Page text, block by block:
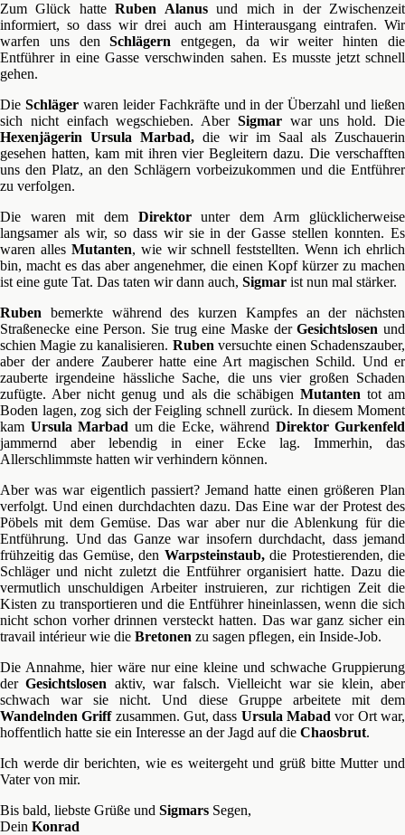
Zum Glück hatteRuben Alanusund mich in der Zwischenzeit
informiert, so dass wir drei auch am Hinterausgang eintrafen. Wir
warfen uns denSchlägern entgegen, da wir weiter hinten die
Entführer in eine Gasse verschwinden sahen. Es musste jetzt schnell
gehen.
Die Schlägerwaren leider Fachkräfte und in der Überzahl und ließen
sich nicht einfach wegschieben. Aber Sigmarwar uns hold. Die
Hexenjägerin Ursula Marbad, die wir im Saal als Zuschauerin
gesehen hatten, kam mit ihren vier Begleitern dazu. Die verschafften
uns den Platz, an den Schlägern vorbeizukommen und die Entführer
zu verfolgen.
Die waren mit dem Direktorunter dem Arm glücklicherweise
langsamer als wir, so dass wir sie in der Gasse stellen konnten. Es
waren alles Mutanten, wie wir schnell feststellten. Wenn ich ehrlich
bin, macht es das aber angenehmer, die einen Kopf kürzer zu machen
ist eine gute Tat. Das taten wir dann auch, Sigmar ist nun mal stärker.
Ruben bemerkte während des kurzen Kampfes an der nächsten
Straßenecke eine Person. Sie trug eine Maske derGesichtslosen und
schien Magie zu kanalisieren. Ruben versuchte einen Schadenszauber,
aber der andere Zauberer hatte eine Art magischen Schild. Und er
zauberte irgendeine hässliche Sache, die uns vier großen Schaden
zufügte. Aber nicht genug und als die schäbigen Mutanten tot am
Boden lagen, zog sich der Feigling schnell zurück. In diesem Moment
kam Ursula Marbad um die Ecke, während Direktor Gurkenfeld
jammernd aber lebendig in einer Ecke lag. Immerhin, das
Allerschlimmste hatten wir verhindern können.
Aber was war eigentlich passiert? Jemand hatte einen größeren Plan
verfolgt. Und einen durchdachten dazu. Das Eine war der Protest des
Pöbels mit dem Gemüse. Das war aber nur die Ablenkung für die
Entführung. Und das Ganze war insofern durchdacht, dass jemand
frühzeitig das Gemüse, den Warpsteinstaub,die Protestierenden, die
Schläger und nicht zuletzt die Entführer organisiert hatte. Dazu die
vermutlich unschuldigen Arbeiter instruieren, zur richtigen Zeit die
Kisten zu transportieren und die Entführer hineinlassen, wenn die sich
nicht schon vorher drinnen versteckt hatten. Das war ganz sicher ein
travail intérieur wie die Bretonen zu sagen pflegen, ein Inside-Job.
Die Annahme, hier wäre nur eine kleine und schwache Gruppierung
derGesichtslosen aktiv, war falsch. Vielleicht war sie klein, aber
schwach war sie nicht. Und diese Gruppe arbeitete mit dem
Wandelnden Griffzusammen. Gut, dass Ursula Mabad vor Ort war,
hoffentlich hatte sie ein Interesse an der Jagd auf die Chaosbrut.
Ich werde dir berichten, wie es weitergeht und grüß bitte Mutter und
Vater von mir.
Bis bald, liebste Grüße und Sigmars Segen,
Dein Konrad